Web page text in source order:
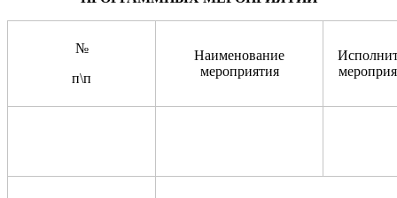
№
п\п
Наименование
мероприятия